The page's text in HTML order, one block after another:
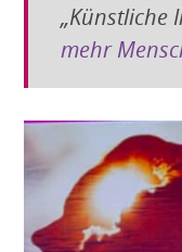
„Künstliche
mehr